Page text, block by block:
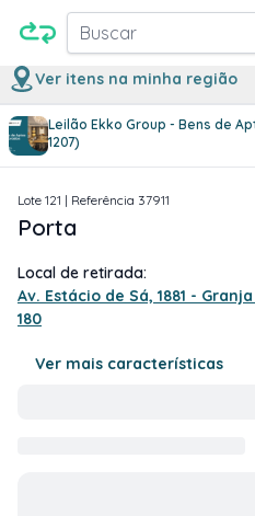
Buscar
Ver itens na minha região
Leilão Ekko Group - Bens de
1207)
1/1
Lote 121 | Referência 37911
Porta
Local de retirada:
Av. Estácio de Sá, 1881 -
180
Ver mais características